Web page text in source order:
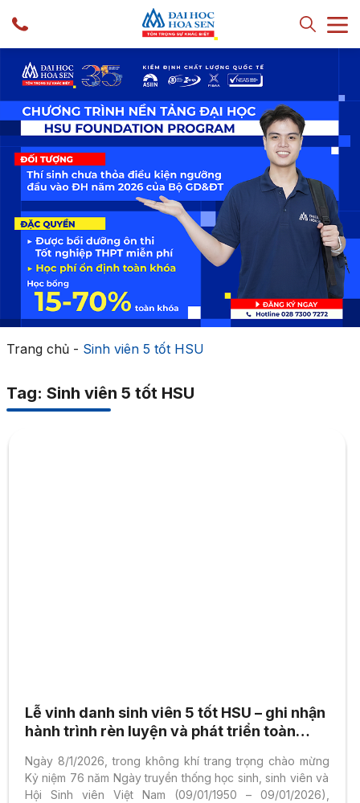
Trang chủ- Sinh viên 5 tốt HSU
Tag: Sinh viên 5 tốt HSU
Lễ vinh danh sinh viên 5 tốt HSU – ghi nhận
hành trình rèn luyện và phát triển toàn
Ngày 8/1/2026, trong không khí trang trọng chào mừng
Kỷ niệm 76 năm Ngày truyền thống học sinh, sinh viên và
Hội Sinh viên Việt Nam (09/01/1950 – 09/01/2026),